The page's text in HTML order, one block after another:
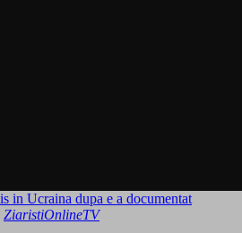
in Ucraina dupa e a documentat
ZiaristiOnlineTV